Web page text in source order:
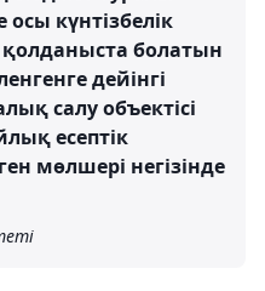
күнтізбелік
қолданыста болатын
дейінгі
салу объектісі
есептік
мөлшері негізінде